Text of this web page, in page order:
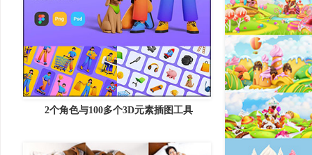
2个角色与100多个3D元素插图工具